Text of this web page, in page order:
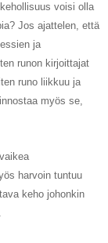
voisi olla
Jos ajattelen, että
ja
runon kirjoittajat
runo liikkuu ja
myös se,
harvoin tuntuu
keho johonkin